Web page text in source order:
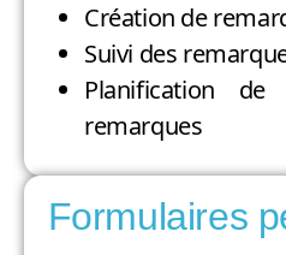
Création de
Suivi des
Planification
remarques
Formulaires